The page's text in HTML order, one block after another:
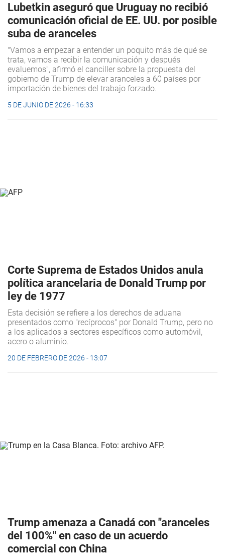
Lubetkin aseguró que Uruguay no recibió
comunicación oficial de EE. UU. por posible
suba de aranceles
"Vamos a empezar a entender un poquito más de qué se
trata, vamos a recibir la comunicación y después
evaluemos", afirmó el canciller sobre la propuesta del
gobierno de Trump de elevar aranceles a 60 países por
importación de bienes del trabajo forzado.
5 DE JUNIO DE 2026 - 16:33
Corte Suprema de Estados Unidos anula
política arancelaria de Donald Trump por
ley de 1977
Esta decisión se refiere a los derechos de aduana
presentados como "recíprocos" por Donald Trump, pero no
a los aplicados a sectores específicos como automóvil,
acero o aluminio.
20 DE FEBRERO DE 2026 - 13:07
Trump amenaza a Canadá con "aranceles
del 100%" en caso de un acuerdo
comercial con China